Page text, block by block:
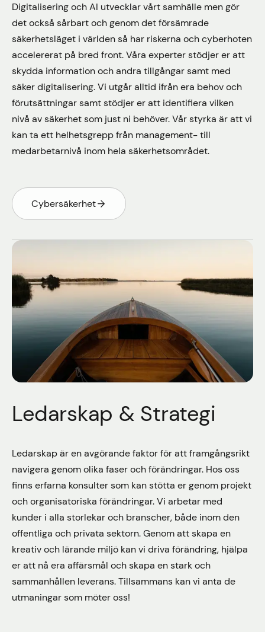
Digitalisering och AI utvecklar vårt samhälle men gör
det också sårbart och genom det försämrade
säkerhetsläget i världen så har riskerna och cyberhoten
accelererat på bred front. Våra experter stödjer er att
skydda information och andra tillgångar samt med
säker digitalisering. Vi utgår alltid ifrån era behov och
förutsättningar samt stödjer er att identifiera vilken
nivå av säkerhet som just ni behöver. Vår styrka är att vi
kan ta ett helhetsgrepp från management- till
medarbetarnivå inom hela säkerhetsområdet.
Cybersäkerhet
Ledarskap & Strategi
Ledarskap är en avgörande faktor för att framgångsrikt
navigera genom olika faser och förändringar. Hos oss
finns erfarna konsulter som kan stötta er genom projekt
och organisatoriska förändringar. Vi arbetar med
kunder i alla storlekar och branscher, både inom den
offentliga och privata sektorn. Genom att skapa en
kreativ och lärande miljö kan vi driva förändring, hjälpa
er att nå era affärsmål och skapa en stark och
sammanhållen leverans. Tillsammans kan vi anta de
utmaningar som möter oss!